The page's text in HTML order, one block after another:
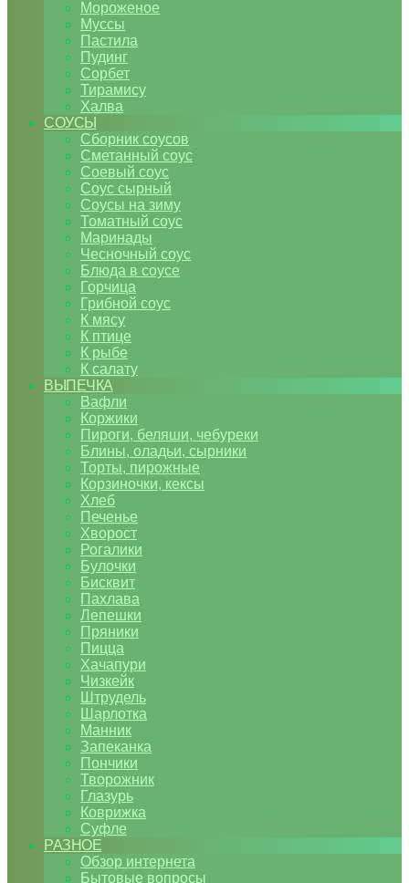
Мороженое
Муссы
Пастила
Пудинг
Сорбет
Тирамису
Халва
СОУСЫ
Сборник соусов
Сметанный соус
Соевый соус
Соус сырный
Соусы на зиму
Томатный соус
Маринады
Чесночный соус
Блюда в соусе
Горчица
Грибной соус
К мясу
К птице
К рыбе
К салату
ВЫПЕЧКА
Вафли
Коржики
Пироги, беляши, чебуреки
Блины, оладьи, сырники
Торты, пирожные
Корзиночки, кексы
Хлеб
Печенье
Хворост
Рогалики
Булочки
Бисквит
Пахлава
Лепешки
Пряники
Пицца
Хачапури
Чизкейк
Штрудель
Шарлотка
Манник
Запеканка
Пончики
Творожник
Глазурь
Коврижка
Суфле
РАЗНОЕ
Обзор интернета
Бытовые вопросы